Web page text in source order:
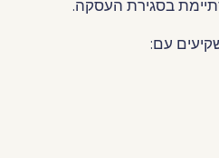
בסגירת העסקה.
עם: